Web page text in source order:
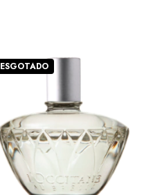
ESGOTADO